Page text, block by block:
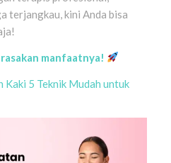
terjangkau, kini Anda bisa
manfaatnya!
Kaki 5 Teknik Mudah untuk